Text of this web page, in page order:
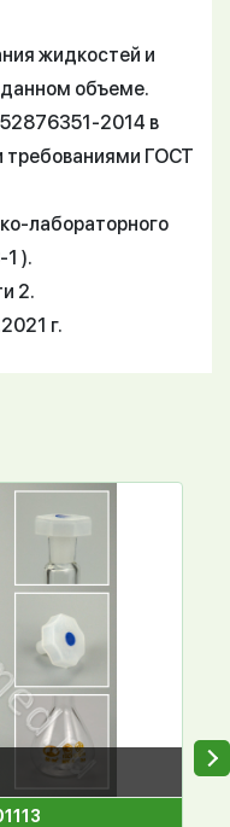
жидкостей и
объеме.
2014 в
требованиями ГОСТ
лабораторного
).
2.
г.